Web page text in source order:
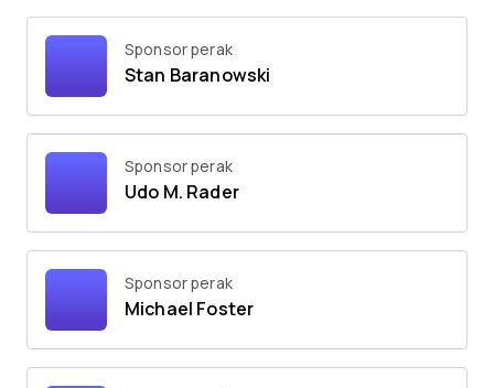
Sponsor perak
Stan Baranowski
Sponsor perak
Udo M. Rader
Sponsor perak
Michael Foster